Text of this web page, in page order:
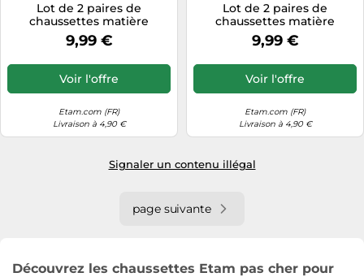
Lot de 2 paires de
chaussettes matière
thermique - Warm Me Up
2pp - M/L - Noir - Femme -
9,99 €
Voir l'offre
Etam.com (FR)
Livraison à 4,90 €
Lot de 2 paires de
chaussettes matière
thermique - Warm Me Up
2pp - M/L - Grey - Femme -
9,99 €
Voir l'offre
Etam.com (FR)
Livraison à 4,90 €
Signaler un contenu illégal
page suivante
Découvrez les chaussettes Etam pas cher pour